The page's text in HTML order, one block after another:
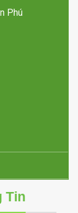
Phú
Tin